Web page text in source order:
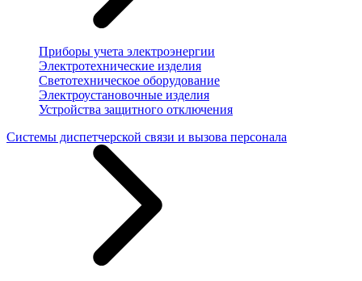
Приборы учета электроэнергии
Электротехнические изделия
Светотехническое оборудование
Электроустановочные изделия
Устройства защитного отключения
Системы диспетчерской связи и вызова персонала